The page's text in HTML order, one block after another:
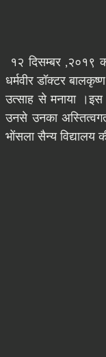
धर्मवीर डॉक्टर
उत्साह से मनाया
उनसे उनका
भोंसला सैन्य विद्यालय